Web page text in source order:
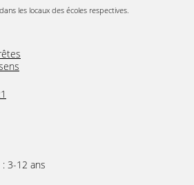
les locaux des écoles respectives.
3-12 ans